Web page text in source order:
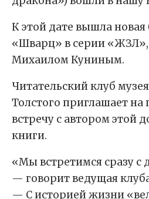
К этой дате вышла
«Шварц» в серии «ЖЗЛ»,
Михаилом Куниным.
Читательский клуб
Толстого приглашает
встречу с автором этой
книги.
«Мы встретимся сразу с
— говорит ведущая
— С историей жизни